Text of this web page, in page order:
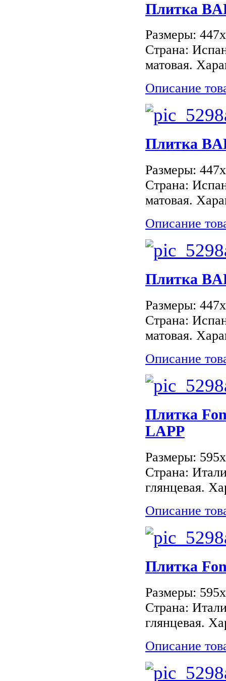
Плитка
Размеры:
Страна:
матовая.
Описание
Плитка
Размеры:
Страна:
матовая.
Описание
Плитка
Размеры:
Страна:
матовая.
Описание
Плитка
LAPP
Размеры:
Страна:
глянцевая.
Описание
Плитка
Размеры:
Страна:
глянцевая.
Описание